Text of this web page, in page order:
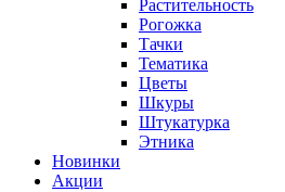
Растительность
Рогожка
Тачки
Тематика
Цветы
Шкуры
Штукатурка
Этника
Новинки
Акции